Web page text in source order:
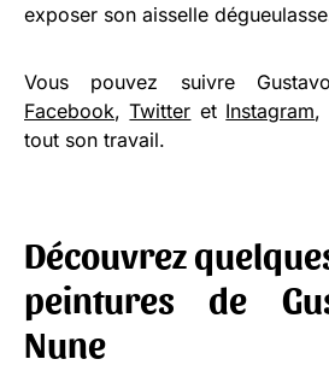
exposer son aisselle
Vous pouvez suivre
Facebook,Twitter et Instagram,
tout son travail.
Découvrez
peintures de
Nune